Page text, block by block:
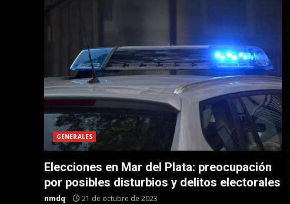
GENERALES
Elecciones en Mar del Plata: preocupación
por posibles disturbios y delitos electorales
nmdq 21 de octubre de 2023